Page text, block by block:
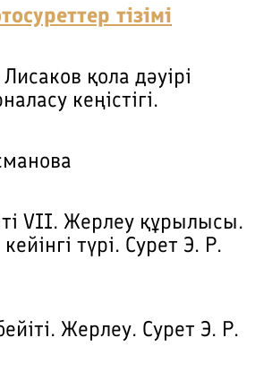
тізімі
қола дәуірі
кеңістігі.
VII. Жерлеу құрылысы.
түрі. Сурет Э. Р.
Жерлеу. Сурет Э. Р.